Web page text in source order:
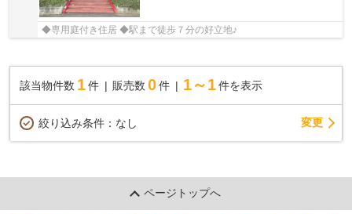
◆専用庭付き住居 ◆駅まで徒歩７分の好立地♪
該当物件数 1件 販売数 0 件 1～1 件を表示
絞り込み条件： なし 変更
ページトップへ